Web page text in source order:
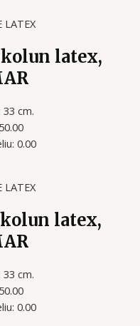
LATEX
latex,
cm.
0.00
LATEX
latex,
cm.
0.00